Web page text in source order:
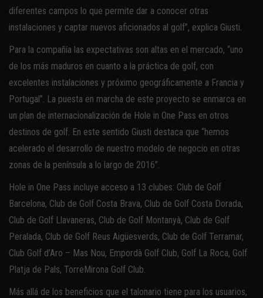
diferentes campos lo que permite dar a conocer otras
instalaciones y captar nuevos aficionados al golf”, explica Giusti.
Para la compañía las expectativas son altas en el mercado, “uno
de los más maduros en cuanto a la práctica de golf, con
excelentes instalaciones y próximo geográficamente a Francia y
Portugal”. La puesta en marcha de este proyecto se enmarca en
un plan de internacionalización de Hole in One Pass en otros
destinos de golf. En este sentido Giusti destaca que “hemos
acelerado el desarrollo de nuestro modelo de negocio en otras
zonas de la península a lo largo de 2016”.
Hole in One Pass incluye acceso a 13 clubes: Club de Golf
Barcelona, Club de Golf Costa Brava, Club de Golf Costa Dorada,
Club de Golf Llavaneras, Club de Golf Montanyà, Club de Golf
Peralada, Club de Golf Reus Aigüesverds, Club de Golf Terramar,
Club Golf d’Aro – Mas Nou, Empordà Golf Club, Golf La Roca, Golf
Platja de Pals, TorreMirona Golf Club.
Más allá de los beneficios que el talonario tiene para los usuarios,